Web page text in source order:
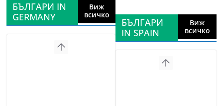
БЪЛГАРИ IN
GERMANY
Виж
всичко
БЪЛГАРИ
IN SPAIN
Виж
всичко